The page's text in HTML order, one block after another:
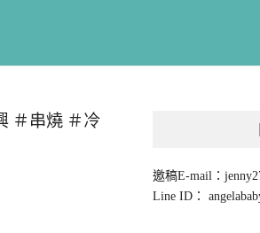
＃串燒 ＃冷
邀稿E-mail：
Line ID：